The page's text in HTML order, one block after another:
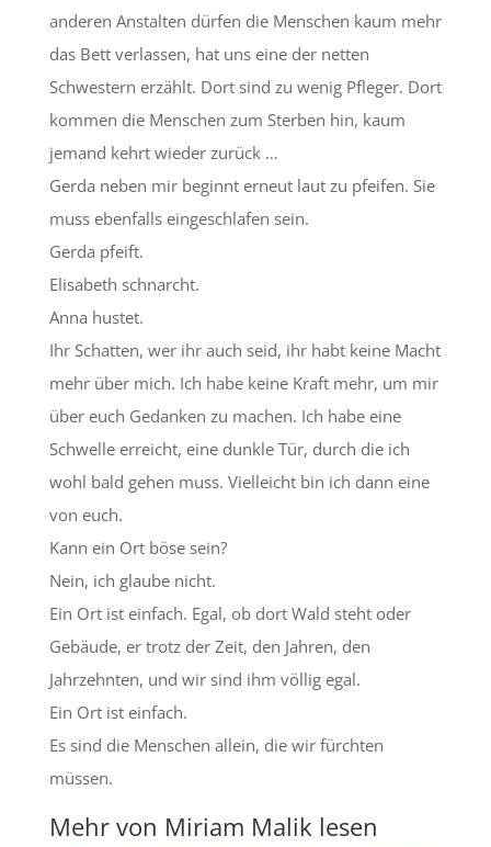
anderen Anstalten dürfen die Menschen kaum mehr
das Bett verlassen, hat uns eine der netten
Schwestern erzählt. Dort sind zu wenig Pfleger. Dort
kommen die Menschen zum Sterben hin, kaum
jemand kehrt wieder zurück …
Gerda neben mir beginnt erneut laut zu pfeifen. Sie
muss ebenfalls eingeschlafen sein.
Gerda pfeift.
Elisabeth schnarcht.
Anna hustet.
Ihr Schatten, wer ihr auch seid, ihr habt keine Macht
mehr über mich. Ich habe keine Kraft mehr, um mir
über euch Gedanken zu machen. Ich habe eine
Schwelle erreicht, eine dunkle Tür, durch die ich
wohl bald gehen muss. Vielleicht bin ich dann eine
von euch.
Kann ein Ort böse sein?
Nein, ich glaube nicht.
Ein Ort ist einfach. Egal, ob dort Wald steht oder
Gebäude, er trotz der Zeit, den Jahren, den
Jahrzehnten, und wir sind ihm völlig egal.
Ein Ort ist einfach.
Es sind die Menschen allein, die wir fürchten
müssen.
Mehr von Miriam Malik lesen